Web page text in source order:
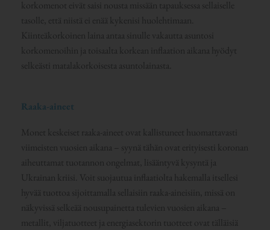
korkomenot eivät saisi nousta missään tapauksessa sellaiselle
tasolle, että niistä ei enää kykenisi huolehtimaan.
Kiinteäkorkoinen laina antaa sinulle vakautta asuntosi
korkomenoihin ja toisaalta korkean inflaation aikana hyödyt
selkeästi matalakorkoisesta asuntolainasta.
Raaka-aineet
Monet keskeiset raaka-aineet ovat kallistuneet huomattavasti
viimeisten vuosien aikana – syynä tähän ovat erityisesti koronan
aiheuttamat tuotannon ongelmat, lisääntyvä kysyntä ja
Ukrainan kriisi. Voit suojautua inflaatiolta hakemalla itsellesi
hyvää tuottoa sijoittamalla sellaisiin raaka-aineisiin, missä on
näkyvissä selkeää nousupainetta tulevien vuosien aikana –
metallit, viljatuotteet ja energiasektorin tuotteet ovat tälläisiä